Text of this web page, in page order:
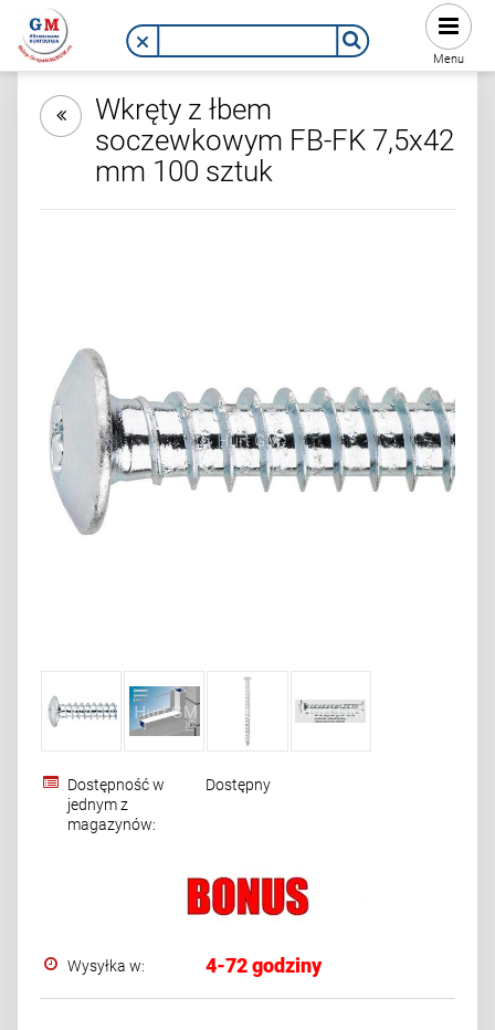
Menu
Wkręty z łbem
soczewkowym FB-FK 7,5x42
mm 100 sztuk
Dostępność w
jednym z
magazynów:
Dostępny
Wysyłka w: 4-72 godziny